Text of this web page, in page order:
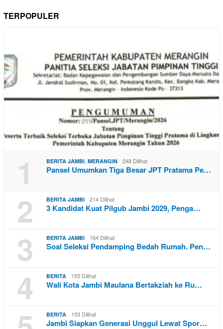
TERPOPULER
1 BERITA JAMBI, MERANGIN 248 Dilihat
Pansel Umumkan Tiga Besar JPT Pratama Pe…
2 BERITA JAMBI 214 Dilihat
3 Kandidat Kuat Pilgub Jambi 2029, Penga…
3 BERITA JAMBI 164 Dilihat
Soal Seleksi Pendamping Bedah Rumah. Pen…
4 BERITA 155 Dilihat
Wali Kota Jambi Maulana Bertakziah ke Ru…
BERITA 153 Dilihat
Jambi Siapkan Generasi Unggul Lewat Spor…